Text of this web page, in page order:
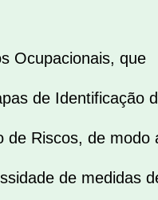
Ocupacionais, que
de Identificação
de Riscos, de modo
de medidas